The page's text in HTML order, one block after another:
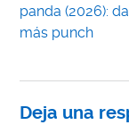
panda (2026):
más punch
Deja una